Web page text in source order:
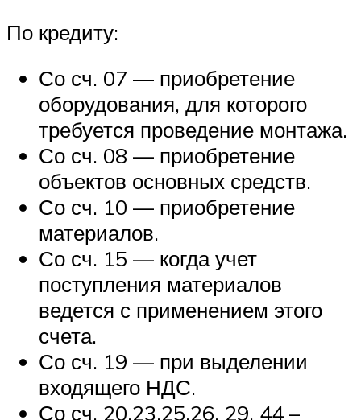
По кредиту:
Со сч. 07 — приобретение
оборудования, для которого
требуется проведение монтажа.
Со сч. 08 — приобретение
объектов основных средств.
Со сч. 10 — приобретение
материалов.
Со сч. 15 — когда учет
поступления материалов
ведется с применением этого
счета.
Со сч. 19 — при выделении
входящего НДС.
Со сч. 20,23,25,26, 29, 44 –